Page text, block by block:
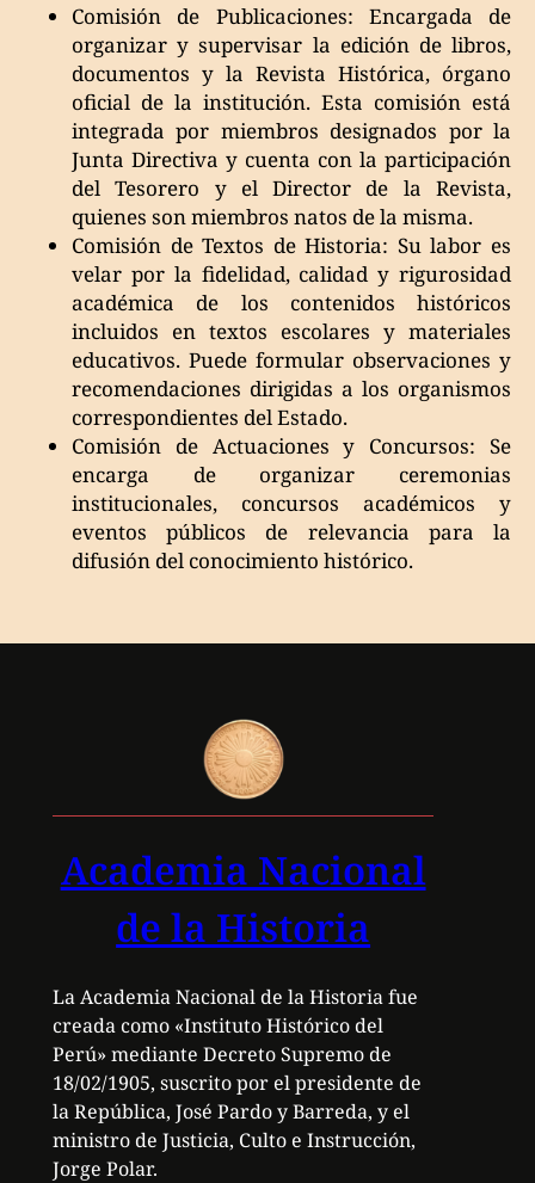
Comisión de Publicaciones: Encargada de
organizar y supervisar la edición de libros,
documentos y la Revista Histórica, órgano
oficial de la institución. Esta comisión está
integrada por miembros designados por la
Junta Directiva y cuenta con la participación
del Tesorero y el Director de la Revista,
quienes son miembros natos de la misma.
Comisión de Textos de Historia: Su labor es
velar por la fidelidad, calidad y rigurosidad
académica de los contenidos históricos
incluidos en textos escolares y materiales
educativos. Puede formular observaciones y
recomendaciones dirigidas a los organismos
correspondientes del Estado.
Comisión de Actuaciones y Concursos: Se
encarga de organizar ceremonias
institucionales, concursos académicos y
eventos públicos de relevancia para la
difusión del conocimiento histórico.
Academia Nacional
de la Historia
La Academia Nacional de la Historia fue
creada como «Instituto Histórico del
Perú» mediante Decreto Supremo de
18/02/1905, suscrito por el presidente de
la República, José Pardo y Barreda, y el
ministro de Justicia, Culto e Instrucción,
Jorge Polar.